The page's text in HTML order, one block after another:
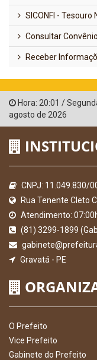
SICONFI - Tesouro
Consultar
Receber
Hora: 20:01 /
agosto de 2026
CNPJ: 11.049.830/
Rua Tenente Cleto
Atendimento:
(81) 3299-1899
Gravatá - PE
O Prefeito
Vice Prefeito
Gabinete do Prefeito